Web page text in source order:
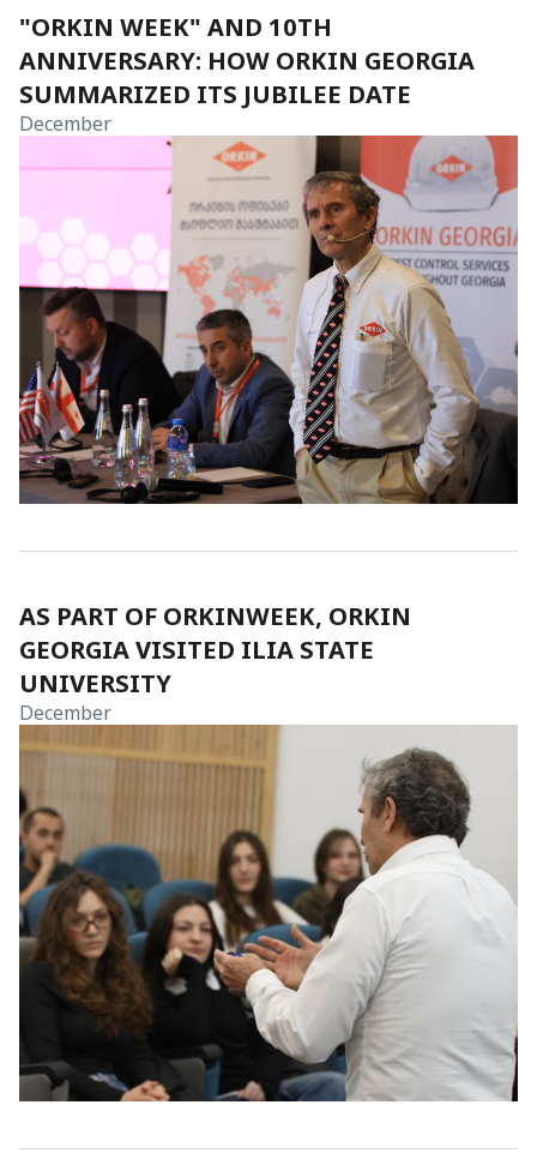
"ORKIN WEEK" AND 10TH
ANNIVERSARY: HOW ORKIN GEORGIA
SUMMARIZED ITS JUBILEE DATE
December
AS PART OF ORKINWEEK, ORKIN
GEORGIA VISITED ILIA STATE
UNIVERSITY
December